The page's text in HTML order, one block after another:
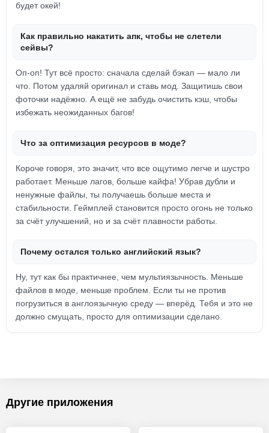
будет окей!
Как правильно накатить апк, чтобы не слетели
сейвы?
Оп-оп! Тут всё просто: сначала сделай бэкап — мало ли
что. Потом удаляй оригинал и ставь мод. Защитишь свои
фоточки надёжно. А ещё не забудь очистить кэш, чтобы
избежать неожиданных багов!
Что за оптимизация ресурсов в моде?
Короче говоря, это значит, что все ощутимо легче и шустро
работает. Меньше лагов, больше кайфа! Убрав дубли и
ненужные файлы, ты получаешь больше места и
стабильности. Геймплей становится просто огонь не только
за счёт улучшений, но и за счёт плавности работы.
Почему остался только английский язык?
Ну, тут как бы практичнее, чем мультиязычность. Меньше
файлов в моде, меньше проблем. Если ты не против
погрузиться в англоязычную среду — вперёд. Тебя и это не
должно смущать, просто для оптимизации сделано.
Другие приложения